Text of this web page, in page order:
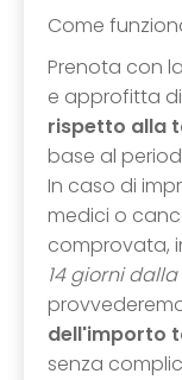
Come
Prenota con
e approfitta
rispetto alla
base al
In caso di
medici o
comprovata,
14 giorni
dell'importo
senza